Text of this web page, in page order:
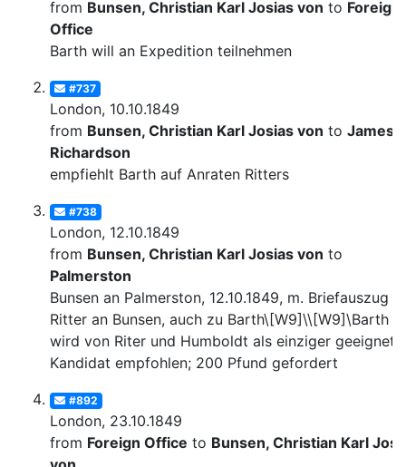
from Bunsen, Christian Karl Josias von to Foreign
Office
Barth will an Expedition teilnehmen
#737
London, 10.10.1849
from Bunsen, Christian Karl Josias von to James
Richardson
empfiehlt Barth auf Anraten Ritters
#738
London, 12.10.1849
from Bunsen, Christian Karl Josias von to
Palmerston
Bunsen an Palmerston, 12.10.1849, m. Briefauszug
Ritter an Bunsen, auch zu Barth\[W9]\\[W9]\Barth
wird von Riter und Humboldt als einziger
Kandidat empfohlen; 200 Pfund gefordert
#892
London, 23.10.1849
from Foreign Office to Bunsen, Christian Karl